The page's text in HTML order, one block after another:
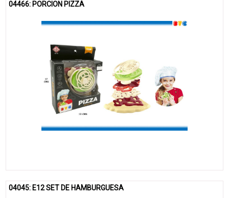
04466: PORCION PIZZA
04045: E12 SET DE HAMBURGUESA